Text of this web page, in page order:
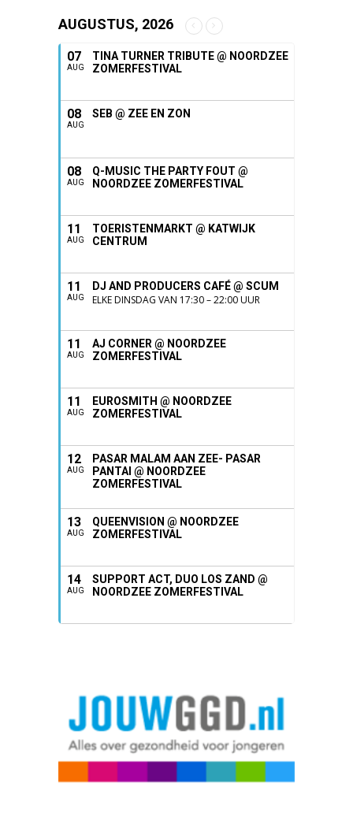
AUGUSTUS, 2026
07
AUG
TINA TURNER TRIBUTE @ NOORDZEE
ZOMERFESTIVAL
08
AUG
SEB @ ZEE EN ZON
08
AUG
Q-MUSIC THE PARTY FOUT @
NOORDZEE ZOMERFESTIVAL
11
AUG
TOERISTENMARKT @ KATWIJK
CENTRUM
11
AUG
DJ AND PRODUCERS CAFÉ @ SCUM
ELKE DINSDAG VAN 17:30 – 22:00 UUR
11
AUG
AJ CORNER @ NOORDZEE
ZOMERFESTIVAL
11
AUG
EUROSMITH @ NOORDZEE
ZOMERFESTIVAL
12
AUG
PASAR MALAM AAN ZEE- PASAR
PANTAI @ NOORDZEE
ZOMERFESTIVAL
13
AUG
QUEENVISION @ NOORDZEE
ZOMERFESTIVAL
14
AUG
SUPPORT ACT, DUO LOS ZAND @
NOORDZEE ZOMERFESTIVAL